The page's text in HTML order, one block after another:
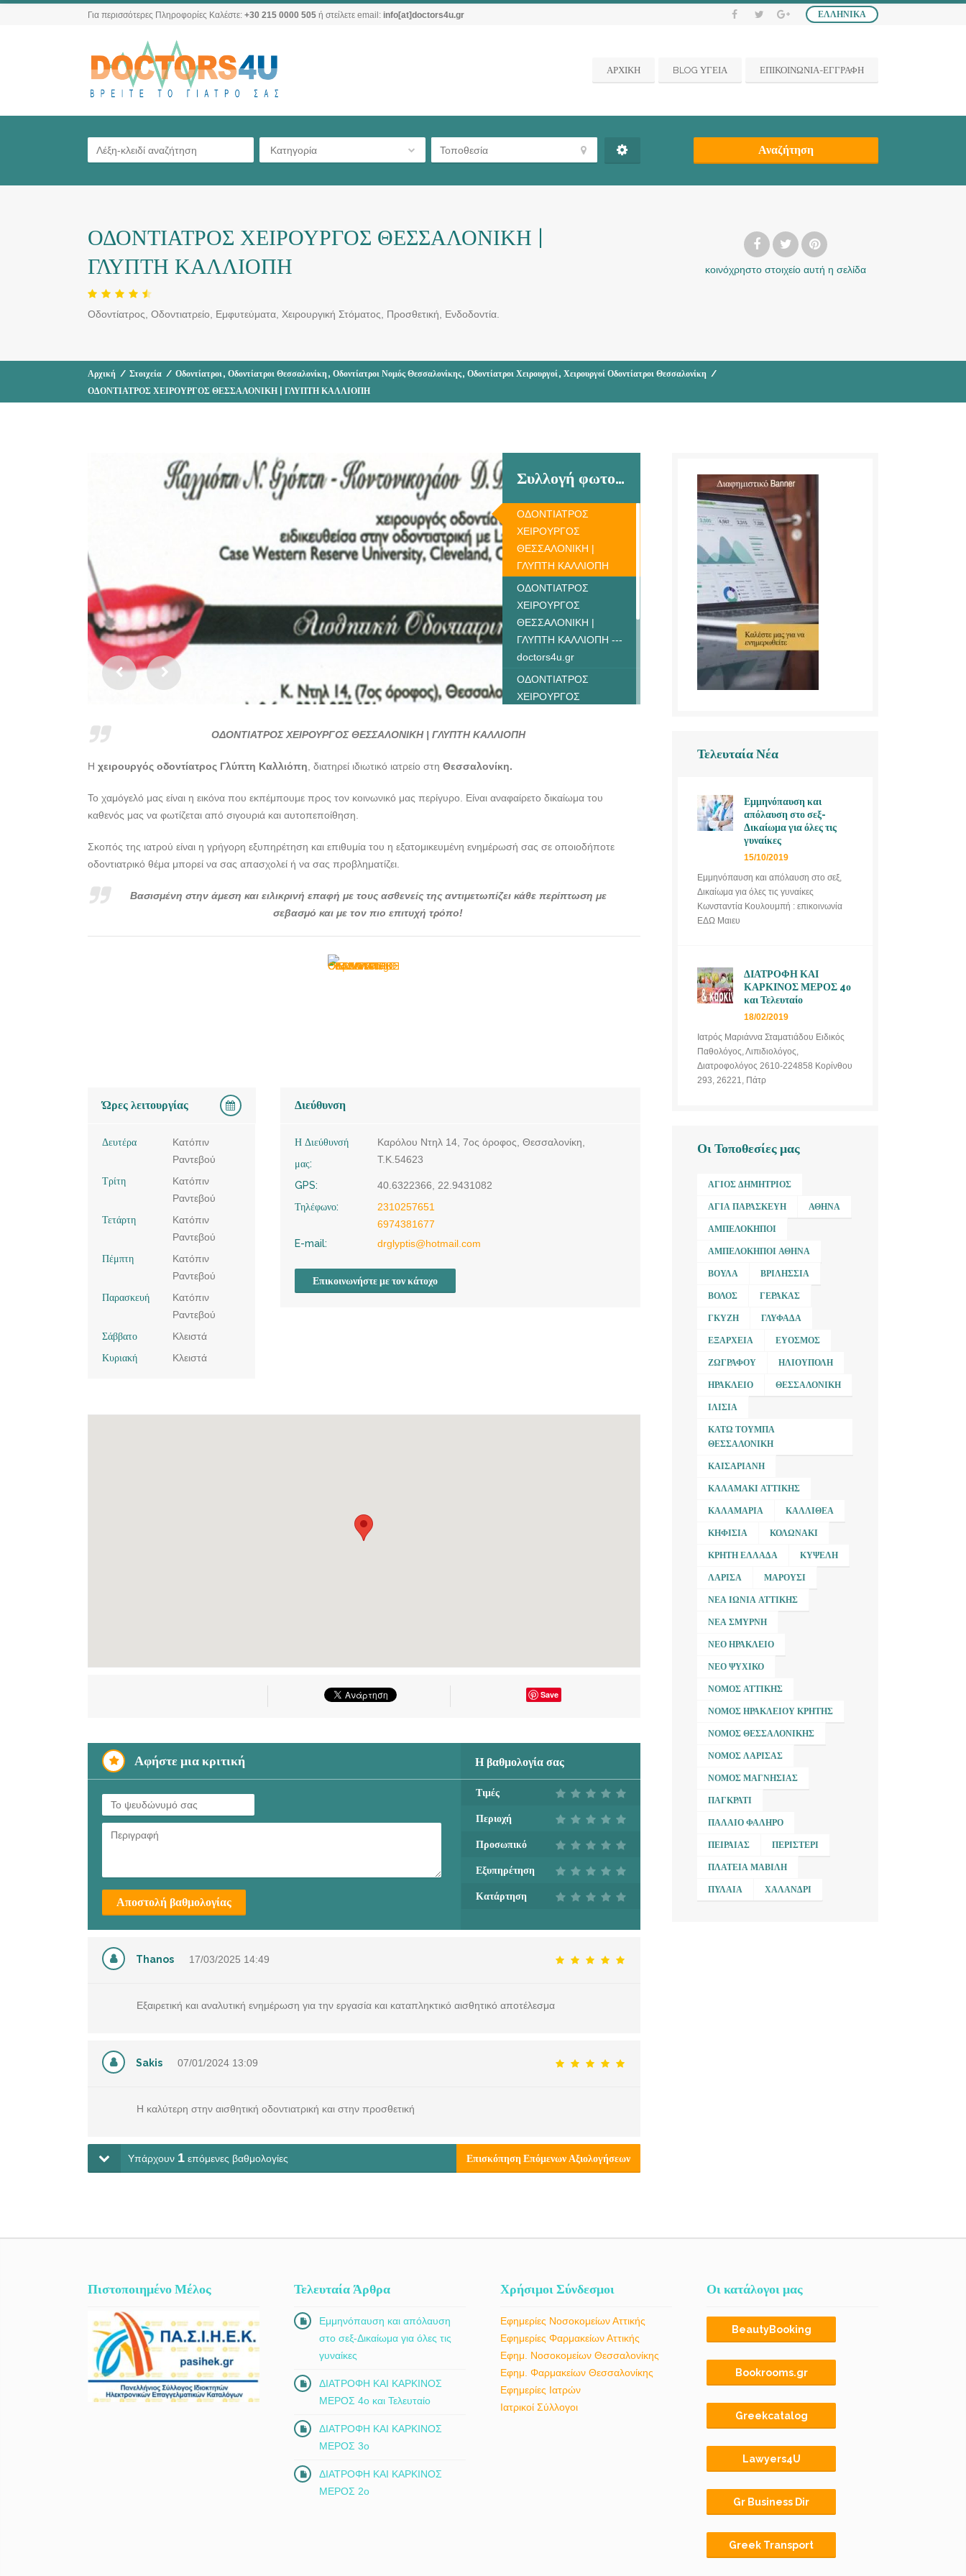
ΕΛΛΗΝΙΚΆ
Για περισσότερες Πληροφορίες Καλέστε: +30 215 0000 505 ή στείλετε email: info[at]doctors4u.gr
ΑΡΧΙΚΗ BLOG ΥΓΕΙΑ ΕΠΙΚΟΙΝΩΝΙΑ-ΕΓΓΡΑΦΗ
Κατηγορία Αναζήτηση
ΟΔΟΝΤΙΑΤΡΟΣ ΧΕΙΡΟΥΡΓΟΣ ΘΕΣΣΑΛΟΝΙΚΗ |
ΓΛΥΠΤΗ ΚΑΛΛΙΟΠΗ
Οδοντίατρος, Οδοντιατρείο, Εμφυτεύματα, Χειρουργική Στόματος, Προσθετική, Ενδοδοντία.
κοινόχρηστο στοιχείο αυτή η σελίδα
Αρχική / Στοιχεία / Οδοντίατροι, Οδοντίατροι Θεσσαλονίκη , Οδοντίατροι Νομός Θεσσαλονίκης, Οδοντίατροι Χειρουργοί, Χειρουργοί Οδοντίατροι Θεσσαλονίκη /
ΟΔΟΝΤΙΑΤΡΟΣ ΧΕΙΡΟΥΡΓΟΣ ΘΕΣΣΑΛΟΝΙΚΗ | ΓΛΥΠΤΗ ΚΑΛΛΙΟΠΗ
Συλλογή φωτογραφιών
ΟΔΟΝΤΙΑΤΡΟΣ
ΧΕΙΡΟΥΡΓΟΣ
ΘΕΣΣΑΛΟΝΙΚΗ |
ΓΛΥΠΤΗ ΚΑΛΛΙΟΠΗ
ΟΔΟΝΤΙΑΤΡΟΣ
ΧΕΙΡΟΥΡΓΟΣ
ΘΕΣΣΑΛΟΝΙΚΗ |
ΓΛΥΠΤΗ ΚΑΛΛΙΟΠΗ ---
doctors4u.gr
ΟΔΟΝΤΙΑΤΡΟΣ
ΧΕΙΡΟΥΡΓΟΣ
ΓΛΥΠΤΗ ΚΑΛΛΙΟΠΗ ---
ΘΕΣΣΑΛΟΝΙΚΗ |
ΟΔΟΝΤΙΑΤΡΟΣ ΧΕΙΡΟΥΡΓΟΣ ΘΕΣΣΑΛΟΝΙΚΗ | ΓΛΥΠΤΗ ΚΑΛΛΙΟΠΗ
Η χειρουργός οδοντίατρος Γλύπτη Καλλιόπη , διατηρεί ιδιωτικό ιατρείο στη Θεσσαλονίκη.
Το χαμόγελό μας είναι η εικόνα που εκπέμπουμε προς τον κοινωνικό μας περίγυρο. Είναι αναφαίρετο δικαίωμα του
καθενός μας να φωτίζεται από σιγουριά και αυτοπεποίθηση.
Σκοπός της ιατρού είναι η γρήγορη εξυπηρέτηση και επιθυμία του η εξατομικευμένη ενημέρωσή σας σε οποιοδήποτε
οδοντιατρικό θέμα μπορεί να σας απασχολεί ή να σας προβληματίζει.
Βασισμένη στην άμεση και ειλικρινή επαφή με τους ασθενείς της αντιμετωπίζει κάθε περίπτωση με
σεβασμό και με τον πιο επιτυχή τρόπο!
Ώρες λειτουργίας
Δευτέρα
Κατόπιν
Ραντεβού
Τρίτη
Κατόπιν
Ραντεβού
Τετάρτη
Κατόπιν
Ραντεβού
Πέμπτη
Κατόπιν
Ραντεβού
Παρασκευή
Κατόπιν
Ραντεβού
Σάββατο
Κλειστά
Κυριακή
Κλειστά
Διεύθυνση
Η Διεύθυνσή
μας:
Καρόλου Ντηλ 14, 7ος όροφος, Θεσσαλονίκη,
Τ.Κ.54623
GPS:
40.6322366, 22.9431082
Τηλέφωνο:
2310257651
6974381677
E-mail:
drglyptis@hotmail.com
Επικοινωνήστε με τον κάτοχο
Save
Αφήστε μια κριτική Η βαθμολογία σας
Τιμές
Περιοχή
Προσωπικό
Εξυπηρέτηση
Κατάρτηση
Αποστολή βαθμολογίας
Thanos 17/03/2025 14:49
Εξαιρετική και αναλυτική ενημέρωση για την εργασία και καταπληκτικό αισθητικό αποτέλεσμα
Sakis 07/01/2024 13:09
Η καλύτερη στην αισθητική οδοντιατρική και στην προσθετική
Υπάρχουν 1 επόμενες βαθμολογίες Επισκόπηση Επόμενων Αξιολογήσεων
Τελευταία Νέα
Εμμηνόπαυση και
απόλαυση στο σεξ-
Δικαίωμα για όλες τις
γυναίκες
15/10/2019
Εμμηνόπαυση και απόλαυση στο σεξ,
Δικαίωμα για όλες τις γυναίκες
Κωνσταντία Κουλουμπή : επικοινωνία
ΕΔΩ Μαιευ
ΔΙΑΤΡΟΦΗ ΚΑΙ
ΚΑΡΚΙΝΟΣ ΜΕΡΟΣ 4ο
και Τελευταίο
18/02/2019
Ιατρός Μαριάννα Σταματιάδου Ειδικός
Παθολόγος, Λιπιδιολόγος,
Διατροφολόγος 2610-224858 Κορίνθου
293, 26221, Πάτρ
Οι Τοποθεσίες μας
ΆΓΙΟΣ ΔΗΜΉΤΡΙΟΣ
ΑΓΊΑ ΠΑΡΑΣΚΕΥΉ ΑΘΉΝΑ
ΑΜΠΕΛΌΚΗΠΟΙ
ΑΜΠΕΛΌΚΗΠΟΙ ΑΘΉΝΑ
ΒΟΎΛΑ ΒΡΙΛΉΣΣΙΑ
ΒΌΛΟΣ ΓΈΡΑΚΑΣ
ΓΚΎΖΗ ΓΛΥΦΆΔΑ
ΕΞΆΡΧΕΙΑ ΕΎΟΣΜΟΣ
ΖΩΓΡΆΦΟΥ ΗΛΙΟΎΠΟΛΗ
ΗΡΆΚΛΕΙΟ ΘΕΣΣΑΛΟΝΊΚΗ
ΙΛΊΣΙΑ
ΚΆΤΩ ΤΟΎΜΠΑ
ΘΕΣΣΑΛΟΝΊΚΗ
ΚΑΙΣΑΡΙΑΝΉ
ΚΑΛΑΜΆΚΙ ΑΤΤΙΚΉΣ
ΚΑΛΑΜΑΡΙΆ ΚΑΛΛΙΘΈΑ
ΚΗΦΙΣΙΆ ΚΟΛΩΝΆΚΙ
ΚΡΉΤΗ ΕΛΛΆΔΑ ΚΥΨΈΛΗ
ΛΆΡΙΣΑ ΜΑΡΟΎΣΙ
ΝΈΑ ΙΩΝΊΑ ΑΤΤΙΚΉΣ
ΝΈΑ ΣΜΎΡΝΗ
ΝΈΟ ΗΡΆΚΛΕΙΟ
ΝΈΟ ΨΥΧΙΚΌ
ΝΟΜΌΣ ΑΤΤΙΚΉΣ
ΝΟΜΌΣ ΗΡΑΚΛΕΊΟΥ ΚΡΉΤΗΣ
ΝΟΜΌΣ ΘΕΣΣΑΛΟΝΊΚΗΣ
ΝΟΜΌΣ ΛΆΡΙΣΑΣ
ΝΟΜΌΣ ΜΑΓΝΗΣΊΑΣ
ΠΑΓΚΡΆΤΙ
ΠΑΛΑΙΌ ΦΆΛΗΡΟ
ΠΕΙΡΑΙΆΣ ΠΕΡΙΣΤΈΡΙ
ΠΛΑΤΕΊΑ ΜΑΒΊΛΗ
ΠΥΛΑΊΑ ΧΑΛΆΝΔΡΙ
Πιστοποιημένο Μέλος Τελευταία Άρθρα
Εμμηνόπαυση και απόλαυση
στο σεξ-Δικαίωμα για όλες τις
γυναίκες
ΔΙΑΤΡΟΦΗ ΚΑΙ ΚΑΡΚΙΝΟΣ
ΜΕΡΟΣ 4ο και Τελευταίο
ΔΙΑΤΡΟΦΗ ΚΑΙ ΚΑΡΚΙΝΟΣ
ΜΕΡΟΣ 3ο
ΔΙΑΤΡΟΦΗ ΚΑΙ ΚΑΡΚΙΝΟΣ
ΜΕΡΟΣ 2ο
Χρήσιμοι Σύνδεσμοι
Εφημερίες Νοσοκομείων Αττικής
Εφημερίες Φαρμακείων Αττικής
Εφημ. Νοσοκομείων Θεσσαλονίκης
Εφημ. Φαρμακείων Θεσσαλονίκης
Εφημερίες Ιατρών
Ιατρικοί Σύλλογοι
Οι κατάλογοι μας
BeautyBooking
Bookrooms.gr
Greekcatalog
Lawyers4U
Gr Business Dir
Greek Transport